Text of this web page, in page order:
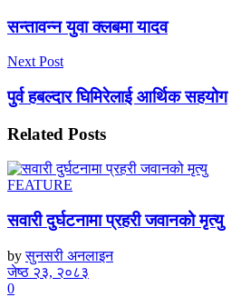
सन्तावन्न युवा क्लबमा यादव
Next Post
पुर्व हबल्दार घिमिरेलाई आर्थिक सहयोग
Related Posts
FEATURE
सवारी दुर्घटनामा प्रहरी जवानको मृत्यु
by सुनसरी अनलाइन
जेष्ठ २३, २०८३
0